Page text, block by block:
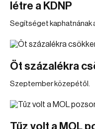
létre a KDNP
Segítséget kaphatnának
Öt százalékra
Szeptember közepétől.
Tűz volt a MOL